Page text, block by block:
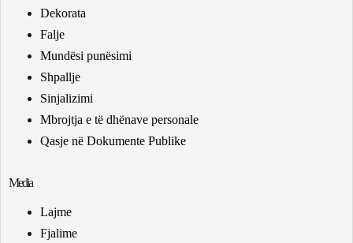
Dekorata
Falje
Mundësi punësimi
Shpallje
Sinjalizimi
Mbrojtja e të dhënave personale
Qasje në Dokumente Publike
Media
Lajme
Fjalime